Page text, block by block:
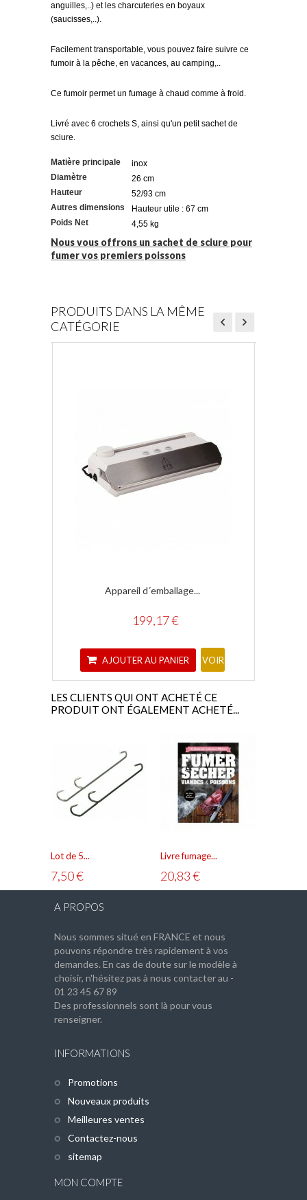
anguilles,..) et les charcuteries en boyaux
(saucisses,..).
Facilement transportable, vous pouvez faire suivre ce
fumoir à la pêche, en vacances, au camping,..
Ce fumoir permet un fumage à chaud comme à froid.
Livré avec 6 crochets S, ainsi qu'un petit sachet de
sciure.
Matière principale
inox
Diamètre
26 cm
Hauteur
52/93 cm
Autres dimensions
Hauteur utile : 67 cm
Poids Net
4,55 kg
Nous vous offrons un sachet de sciure pour
fumer vos premiers poissons
PRODUITS DANS LA MÊME
CATÉGORIE
Appareil d´emballage...
199,17 €
AJOUTER AU PANIER VOIR
LES CLIENTS QUI ONT ACHETÉ CE
PRODUIT ONT ÉGALEMENT ACHETÉ...
Lot de 5...
7,50 €
Livre fumage...
20,83 €
A PROPOS
Nous sommes situé en FRANCE et nous
pouvons répondre très rapidement à vos
demandes. En cas de doute sur le modèle à
choisir, n'hésitez pas à nous contacter au -
01 23 45 67 89
Des professionnels sont là pour vous
renseigner.
INFORMATIONS
Promotions
Nouveaux produits
Meilleures ventes
Contactez-nous
sitemap
MON COMPTE